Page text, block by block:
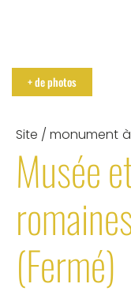
Site / monument
Musée
(Fermé)
+ de photos